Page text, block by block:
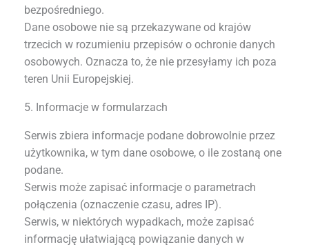
bezpośredniego.
Dane osobowe nie są przekazywane od krajów
trzecich w rozumieniu przepisów o ochronie danych
osobowych. Oznacza to, że nie przesyłamy ich poza
teren Unii Europejskiej.
5. Informacje w formularzach
Serwis zbiera informacje podane dobrowolnie przez
użytkownika, w tym dane osobowe, o ile zostaną one
podane.
Serwis może zapisać informacje o parametrach
połączenia (oznaczenie czasu, adres IP).
Serwis, w niektórych wypadkach, może zapisać
informację ułatwiającą powiązanie danych w